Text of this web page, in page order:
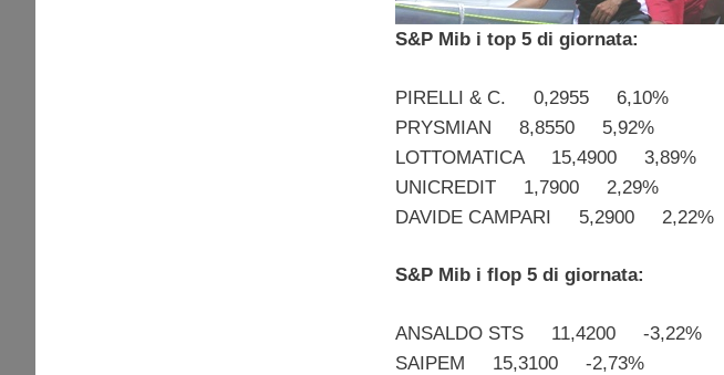
S&P Mib i top 5 di giornata:
PIRELLI & C. 0,2955 6,10%
PRYSMIAN 8,8550 5,92%
LOTTOMATICA 15,4900 3,89%
UNICREDIT 1,7900 2,29%
DAVIDE CAMPARI 5,2900 2,22%
S&P Mib i flop 5 di giornata:
ANSALDO STS 11,4200 -3,22%
SAIPEM 15,3100 -2,73%